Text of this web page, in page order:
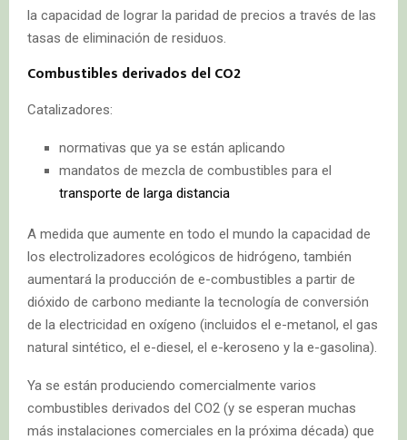
la capacidad de lograr la paridad de precios a través de las
tasas de eliminación de residuos.
Combustibles derivados del CO2
Catalizadores:
normativas que ya se están aplicando
mandatos de mezcla de combustibles para el
transporte de larga distancia
A medida que aumente en todo el mundo la capacidad de
los electrolizadores ecológicos de hidrógeno, también
aumentará la producción de e-combustibles a partir de
dióxido de carbono mediante la tecnología de conversión
de la electricidad en oxígeno (incluidos el e-metanol, el gas
natural sintético, el e-diesel, el e-keroseno y la e-gasolina).
Ya se están produciendo comercialmente varios
combustibles derivados del CO2 (y se esperan muchas
más instalaciones comerciales en la próxima década) que